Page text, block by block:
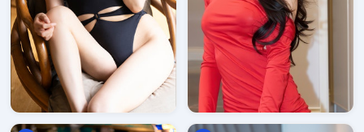
雷
鸣
动
96
万
银
翼
余
震万